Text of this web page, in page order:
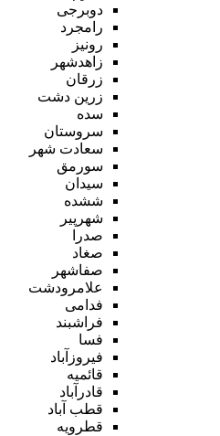
دوبرجی
رامجرد
رونیز
زاهدشهر
زرقان
زرین دشت
سده
سروستان
سعادت شهر
سورمق
سیدان
ششده
شهرپیر
صدرا
صغاد
صفاشهر
علامرودشت
فدامی
فراشبند
فسا
فیروزآباد
قائمیه
قادرآباد
قطب آباد
قطرویه